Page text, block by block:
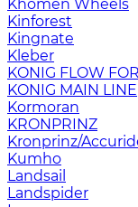
Khomen Wheels
Kinforest
Kingnate
Kleber
KONIG FLOW
KONIG MAIN LINE
Kormoran
KRONPRINZ
Kronprinz/
Kumho
Landsail
Landspider